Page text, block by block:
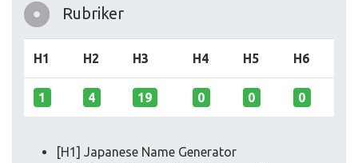
Rubriker
H1 H2 H3 H4 H5 H6
1 4 19 0 0 0
[H1] Japanese Name Generator